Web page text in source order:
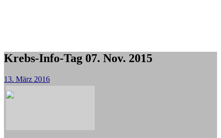
Krebs-Info-Tag 07. Nov. 2015
13. März 2016